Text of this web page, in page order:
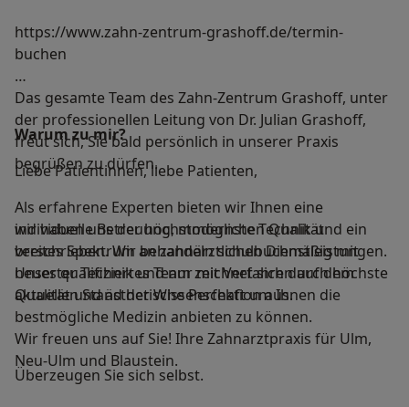
https://www.zahn-zentrum-grashoff.de/termin-
buchen
Das gesamte Team des Zahn-Zentrum Grashoff, unter
der professionellen Leitung von Dr. Julian Grashoff,
freut sich, Sie bald persönlich in unserer Praxis
begrüßen zu dürfen.
Als erfahrene Experten bieten wir Ihnen eine
individuelle Betreuung, modernste Technik und ein
breites Spektrum an zahnärztlichen Dienstleistungen.
Unser qualifiziertes Team zeichnet sich durch höchste
Qualität und ästhetische Perfektion aus.
Wir freuen uns auf Sie! Ihre Zahnarztpraxis für Ulm,
Neu-Ulm und Blaustein.
Warum zu mir?
Liebe Patientinnen, liebe Patienten,
wir haben uns der höchstmöglichen Qualität
verschrieben. Wir behandeln schulbuchmäßig mit
neuester Technik und nur mit Verfahren auf dem
aktuellen Stand der Wissenschaft um Ihnen die
bestmögliche Medizin anbieten zu können.
Überzeugen Sie sich selbst.